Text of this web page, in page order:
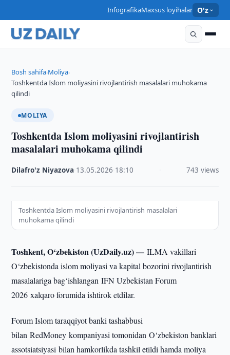
InfografikaMaxsus loyihalar O'z
Bosh sahifa›Moliya›
Toshkentda Islom moliyasini rivojlantirish masalalari muhokama
qilindi
MOLIYA
Toshkentda Islom moliyasini rivojlantirish
masalalari muhokama qilindi
Dilafro'z Niyazova 13.05.2026 18:10 743 views
Toshkentda Islom moliyasini rivojlantirish masalalari
muhokama qilindi
Toshkent, O‘zbekiston (UzDaily.uz) —ILMA vakillari
O‘zbekistonda islom moliyasi va kapital bozorini rivojlantirish
masalalariga bag‘ishlangan IFN Uzbekistan Forum
2026 xalqaro forumida ishtirok etdilar.
Forum Islom taraqqiyot banki tashabbusi
bilan RedMoney kompaniyasi tomonidan O‘zbekiston banklari
assotsiatsiyasi bilan hamkorlikda tashkil etildi hamda moliya